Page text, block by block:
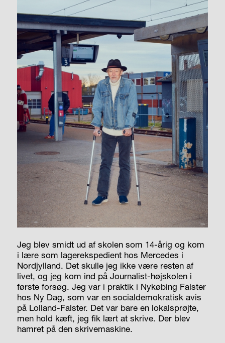
Jeg blev smidt ud af skolen som 14-årig og kom
i lære som lagerekspedient hos Mercedes i
Nordjylland. Det skulle jeg ikke være resten af
livet, og jeg kom ind på Journalist-højskolen i
første forsøg. Jeg var i praktik i Nykøbing Falster
hos Ny Dag, som var en socialdemokratisk avis
på Lolland-Falster. Det var bare en lokalsprøjte,
men hold kæft, jeg fik lært at skrive. Der blev
hamret på den skrivemaskine.